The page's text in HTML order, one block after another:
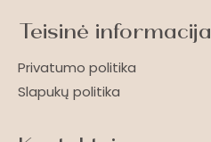
Teisinė informacija
Privatumo politika
Slapukų politika